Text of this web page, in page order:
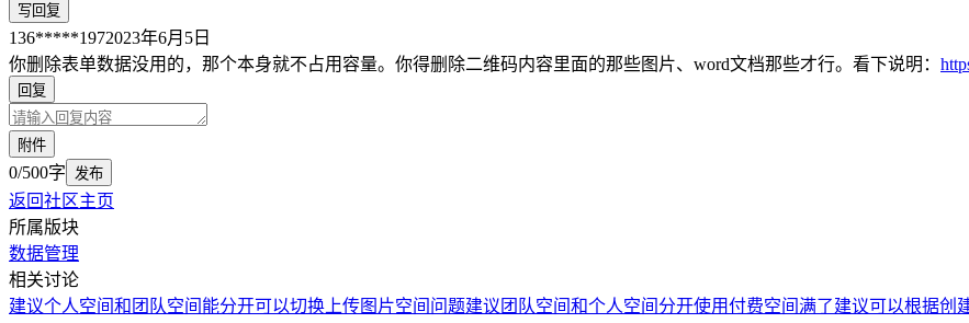
写回复
136*****1972023年6月5日
你删除表单数据没用的，那个本身就不占用容量。你得删除二维码内容里面的那些图片、word文档那些才行。看下说明：
回复
附件
0/500字 发布
返回社区主页
所属版块
数据管理
相关讨论
建议个人空间和团队空间能分开可以切换 上传图片空间问题建议团队空间和个人空间分开使用付费空间满了建议可以根据创